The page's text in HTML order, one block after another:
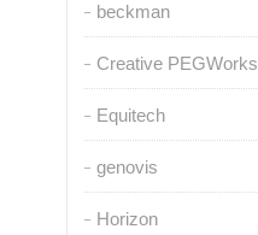
beckman
Creative PEGWorks
Equitech
genovis
Horizon